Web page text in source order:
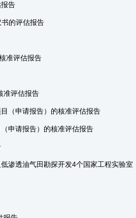
告
的评估报告
准评估报告
准评估报告
（申请报告）的核准评估报告
申请报告）的核准评估报告
渗透油气田勘探开发4个国家工程实验室